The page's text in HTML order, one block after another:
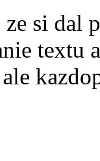
si dal
textu